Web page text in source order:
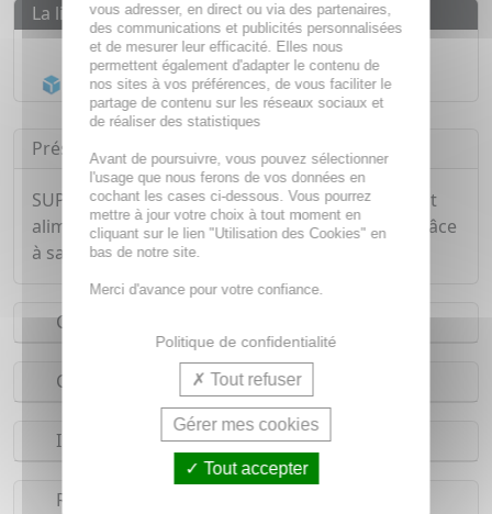
La livraison
Livraison gratuite dès55€
Acheminement Chronoposten 24h*
Présentation
SUPER DIET Acérola 1000 bio est un complément
alimentaire qui contribue à réduire la fatigue grâce
à sa richesse en Vitamine C.
Conseils d'utilisation
Composition
Indications
Réserves
vous adresser, en direct ou via des partenaires,
des communications et publicités personnalisées
et de mesurer leur efficacité. Elles nous
permettent également d'adapter le contenu de
nos sites à vos préférences, de vous faciliter le
partage de contenu sur les réseaux sociaux et
de réaliser des statistiques
Avant de poursuivre, vous pouvez sélectionner
l'usage que nous ferons de vos données en
cochant les cases ci-dessous. Vous pourrez
mettre à jour votre choix à tout moment en
cliquant sur le lien "Utilisation des Cookies" en
bas de notre site.
Merci d'avance pour votre confiance.
Politique de confidentialité
Tout refuser
Gérer mes cookies
Tout accepter